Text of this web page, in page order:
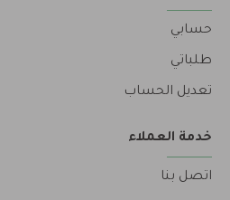
حسابي
طلباتي
تعديل الحساب
خدمة العملاء
اتصل بنا